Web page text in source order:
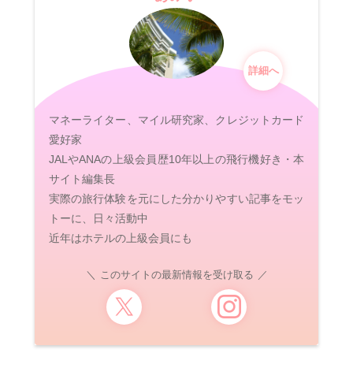
マネーライター、マイル研究家、クレジットカード
愛好家
JALやANAの上級会員歴10年以上の飛行機好き・本
サイト編集長
実際の旅行体験を元にした分かりやすい記事をモッ
トーに、日々活動中
近年はホテルの上級会員にも
詳細へ
このサイトの最新情報を受け取る